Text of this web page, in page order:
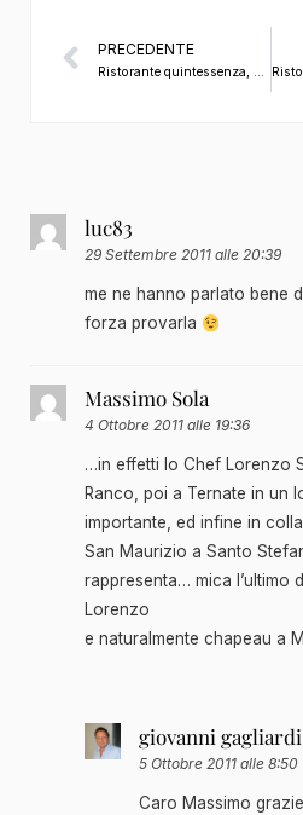
PRECEDENTE
Ristorante quintessenza, Moniga del Garda, Chef Fabio Mazzolini, di Luca Canessa
luc83
29 Settembre 2011 alle 20:39
me ne hanno parlato bene
forza provarla
Massimo Sola
4 Ottobre 2011 alle 19:36
…in effetti lo Chef Lorenzo
Ranco, poi a Ternate in un
importante, ed infine in
San Maurizio a Santo
rappresenta… mica l’ultimo
Lorenzo
e naturalmente chapeau a
giovanni gagliardi
5 Ottobre 2011 alle 8:50
Caro Massimo